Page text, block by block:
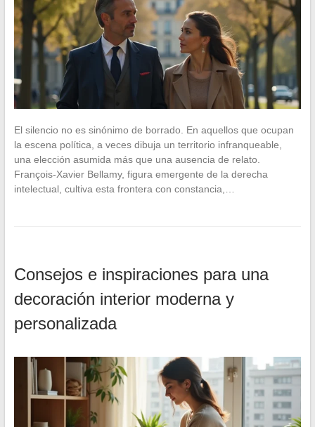
El silencio no es sinónimo de borrado. En aquellos que ocupan
la escena política, a veces dibuja un territorio infranqueable,
una elección asumida más que una ausencia de relato.
François-Xavier Bellamy, figura emergente de la derecha
intelectual, cultiva esta frontera con constancia,…
Consejos e inspiraciones para una
decoración interior moderna y
personalizada